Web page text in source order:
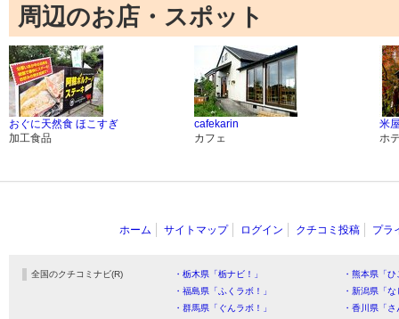
周辺のお店・スポット
おぐに天然食 ほこすぎ
加工食品
cafekarin
カフェ
米
ホ
ホーム サイトマップ ログイン クチコミ投稿 プラ
全国のクチコミナビ(R) ・栃木県「栃ナビ！」
・熊本県「
・福島県「ふくラボ！」
・新潟県「
・群馬県「ぐんラボ！」
・香川県「